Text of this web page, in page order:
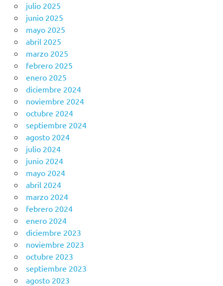
julio 2025
junio 2025
mayo 2025
abril 2025
marzo 2025
febrero 2025
enero 2025
diciembre 2024
noviembre 2024
octubre 2024
septiembre 2024
agosto 2024
julio 2024
junio 2024
mayo 2024
abril 2024
marzo 2024
febrero 2024
enero 2024
diciembre 2023
noviembre 2023
octubre 2023
septiembre 2023
agosto 2023